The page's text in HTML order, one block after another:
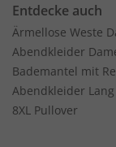
Entdecke auch
Ärmellose Weste
Abendkleider
Bademantel mit
Abendkleider
8XL Pullover